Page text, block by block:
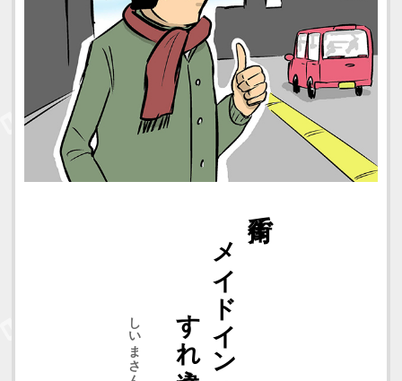
街角で
メイドイン俺
すれ違う
しいまさん